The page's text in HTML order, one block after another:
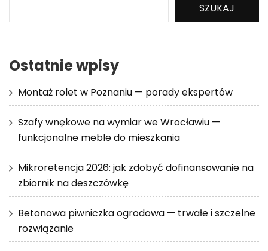
SZUKAJ
Ostatnie wpisy
Montaż rolet w Poznaniu — porady ekspertów
Szafy wnękowe na wymiar we Wrocławiu —
funkcjonalne meble do mieszkania
Mikroretencja 2026: jak zdobyć dofinansowanie na
zbiornik na deszczówkę
Betonowa piwniczka ogrodowa — trwałe i szczelne
rozwiązanie